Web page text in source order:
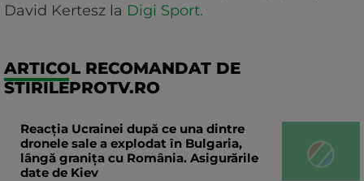
David Kertesz la Digi Sport.
ARTICOL RECOMANDAT DE
STIRILEPROTV.RO
Reacția Ucrainei după ce una dintre
dronele sale a explodat în Bulgaria,
lângă granița cu România. Asigurările
date de Kiev